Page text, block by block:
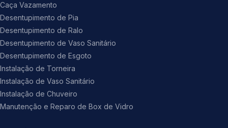
Caça Vazamento
Desentupimento de Pia
Desentupimento de Ralo
Desentupimento de Vaso Sanitário
Desentupimento de Esgoto
Instalação de Torneira
Instalação de Vaso Sanitário
Instalação de Chuveiro
Manutenção e Reparo de Box de Vidro